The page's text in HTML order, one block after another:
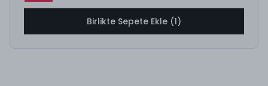
Birlikte Sepete Ekle (1)